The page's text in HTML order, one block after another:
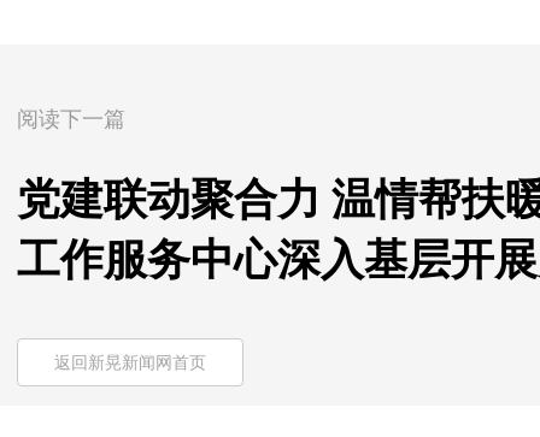
阅读下一篇
党建联动聚合力 温情帮
工作服务中心深入基层开
返回新晃新闻网首页